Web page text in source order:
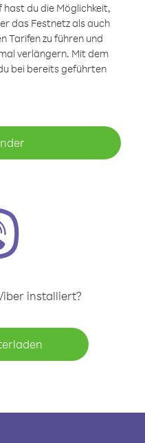
du die Möglichkeit,
das Festnetz als auch
Tarifen zu führen und
verlängern. Mit dem
bei bereits geführten
installiert?